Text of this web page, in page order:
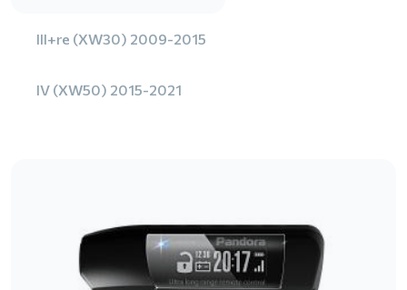
III+re (XW30) 2009-2015
IV (XW50) 2015-2021